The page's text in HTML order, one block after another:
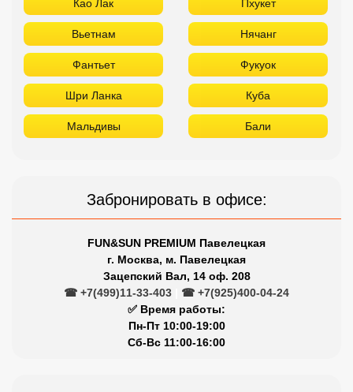
Као Лак Пхукет
Вьетнам Нячанг
Фантьет Фукуок
Шри Ланка Куба
Мальдивы Бали
Забронировать в офисе:
FUN&SUN PREMIUM Павелецкая
г. Москва, м. Павелецкая
Зацепский Вал, 14 оф. 208
☎ +7(499)11-33-403
☎ +7(925)400-04-24
✅ Время работы:
Пн-Пт 10:00-19:00
Сб-Вс 11:00-16:00